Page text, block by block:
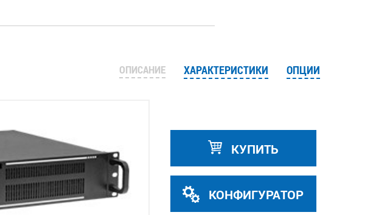
ОПИСАНИЕ ХАРАКТЕРИСТИКИ ОПЦИИ
КУПИТЬ
КОНФИГУРАТОР